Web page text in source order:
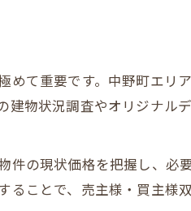
売却価格アップにつ
不動産売却で損しな
買主目線で考える不
プレミアム売却が支持さ
て重要です。中野町エ
物状況調査やオリジナル
の現状価格を把握し、
ことで、売主様・買主様